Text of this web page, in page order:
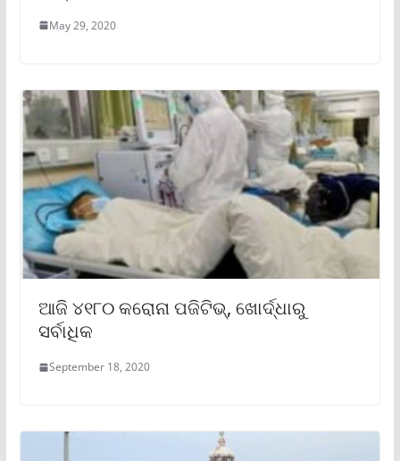
May 29, 2020
ଆଜି ୪୧୮୦ କରୋନା ପଜିଟିଭ୍, ଖୋର୍ଦ୍ଧାରୁ
ସର୍ବାଧିକ
September 18, 2020